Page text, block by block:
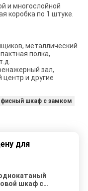
и многослойной
коробка по 1 штуке.
металлический
полка,
зал,
центр и другие
шкаф с замком
для
шкаф с